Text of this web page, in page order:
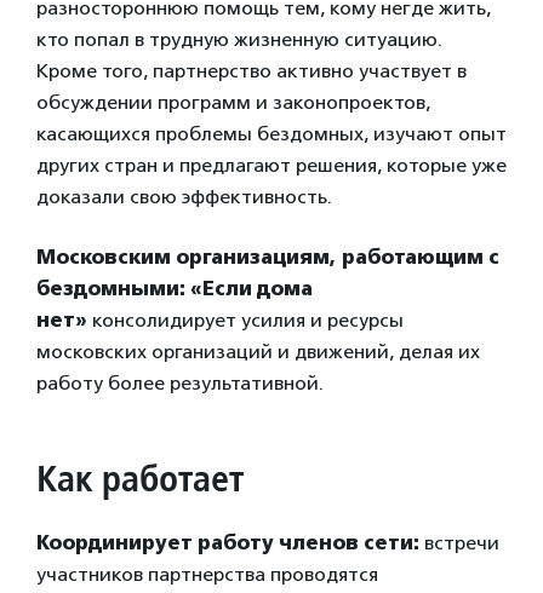
разностороннюю помощь тем, кому негде жить,
кто попал в трудную жизненную ситуацию.
Кроме того, партнерство активно участвует в
обсуждении программ и законопроектов,
касающихся проблемы бездомных, изучают опыт
других стран и предлагают решения, которые уже
доказали свою эффективность.
Московским организациям, работающим с
бездомными: «Если дома
нет» консолидирует усилия и ресурсы
московских организаций и движений, делая их
работу более результативной.
Как работает
Координирует работу членов сети: встречи
участников партнерства проводятся